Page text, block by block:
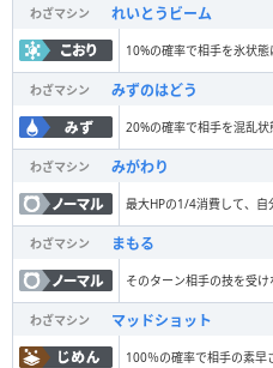
わざマシン れいとうビーム
10%の確率で相手を氷状態
わざマシン みずのはどう
20%の確率で相手を混乱状
わざマシン みがわり
最大HPの1/4消費して、自
わざマシン まもる
そのターン相手の技を受け
わざマシン マッドショット
100％の確率で相手の素早